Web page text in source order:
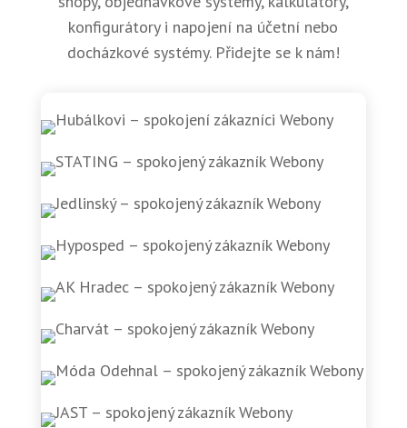
konfigurátory i napojení na účetní nebo
docházkové systémy. Přidejte se k nám!